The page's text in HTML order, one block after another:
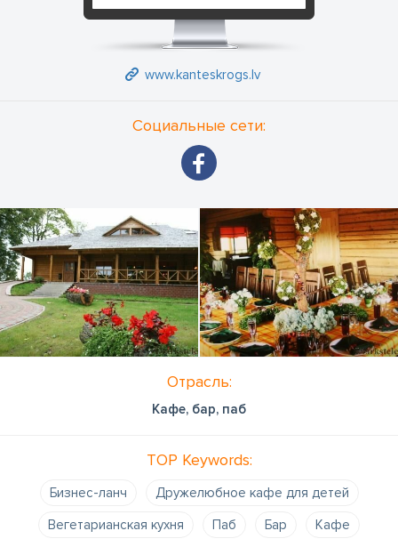
www.kanteskrogs.lv
Социальные сети:
Отрасль:
Кафе, бар, паб
TOP Keywords:
Бизнес-ланч
Дружелюбное кафе для детей
Вегетарианская кухня
Паб Бар Кафе